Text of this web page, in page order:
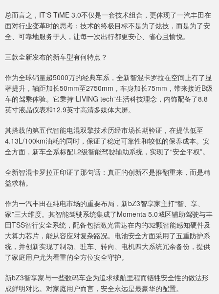
总而言之，IT'S TiME 3.0不仅是一套技术组合，更体现了一汽丰田在
面对行业变革时的思考：技术的终极目标不是为了炫技，而是为了安
全、可靠地服务于人，让每一次出行都更安心、省心且愉悦。
三款全新发布的新车型有何特点？
作为全球销量超5000万的经典车系，全新智混卡罗拉在空间上有了显
著提升，轴距加长50mm至2750mm，车身加长75mm，带来接近B级
车的驾乘体验。它秉持“LIVING tech”生活科技理念，内饰配备了8.8
英寸液晶仪表和12.9英寸高清多媒体大屏。
其搭载的第五代智能电混双擎技术历经市场长期验证，在提供低至
4.13L/100km油耗的同时，保证了稳定可靠性和较低的保养成本。安
全方面，新车全系标配L2级智能驾驶辅助系统，实现了“安全平权”。
全新智混卡罗拉正印证了那句话：真正的创新不是推翻重来，而是精
益求精。
作为一汽丰田在纯电市场的重要布局，新bZ3智享家主打“智、享、
家”三大维度。其智能驾驶系统集成了Momenta 5.0城区辅助驾驶与丰
田TSS智行安全系统，配备包括激光雷达在内的32颗智能感知硬件及
大算力芯片，能从容应对复杂路况。电池安全方面采用了五重防护系
统，并创新实现了制动、驻车、转向、电机四大系统冗余备份，提供
了家庭用户尤为看重的全方位安全守护。
新bZ3智享家与一些数码车企为追求续航里程而牺牲安全性的做法形
成鲜明对比。对家庭用户而言，安全永远是最豪华的配置。